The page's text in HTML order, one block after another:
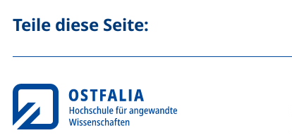
Teile diese Seite: